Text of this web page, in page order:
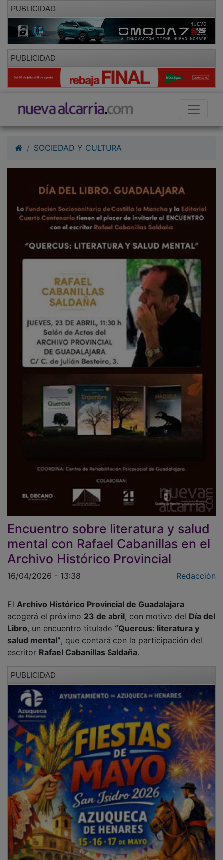
PUBLICIDAD
PUBLICIDAD
Encuentro sobre literatura y salud
mental con Rafael Cabanillas en el
Archivo Histórico Provincial
acogerá el próximo23 de abril , con motivo del
Libro, un encuentro titulado“Quercus: literatura y
salud mental”, que contará con la participación del
escritorRafael Cabanillas Saldaña .